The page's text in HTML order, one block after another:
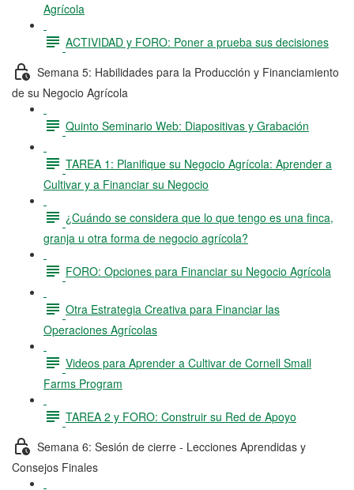
Agrícola
ACTIVIDAD y FORO: Poner a prueba sus decisiones
Semana 5: Habilidades para la Producción y Financiamiento
de su Negocio Agrícola
Quinto Seminario Web: Diapositivas y Grabación
TAREA 1: Planifique su Negocio Agrícola: Aprender a
Cultivar y a Financiar su Negocio
¿Cuándo se considera que lo que tengo es una finca,
granja u otra forma de negocio agrícola?
FORO: Opciones para Financiar su Negocio Agrícola
Otra Estrategia Creativa para Financiar las
Operaciones Agrícolas
Videos para Aprender a Cultivar de Cornell Small
Farms Program
TAREA 2 y FORO: Construir su Red de Apoyo
Semana 6: Sesión de cierre - Lecciones Aprendidas y
Consejos Finales